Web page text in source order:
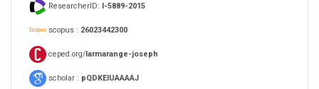
ResearcherID: I-5889-2015
scopus : 26023442300
ceped.org/larmarange-joseph
scholar : pQDKEIUAAAAJ